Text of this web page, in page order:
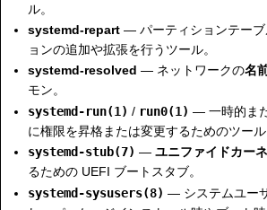
ル。
systemd-repart — パーティションテー
ョンの追加や拡張を行うツール。
systemd-resolved — ネットワークの名
モン。
systemd-run(1) / run0(1) — 一時的ま
に権限を昇格または変更するためのツール
systemd-stub(7) —ユニファイドカー
るための UEFI ブートスタブ。
systemd-sysusers(8) — システムユー